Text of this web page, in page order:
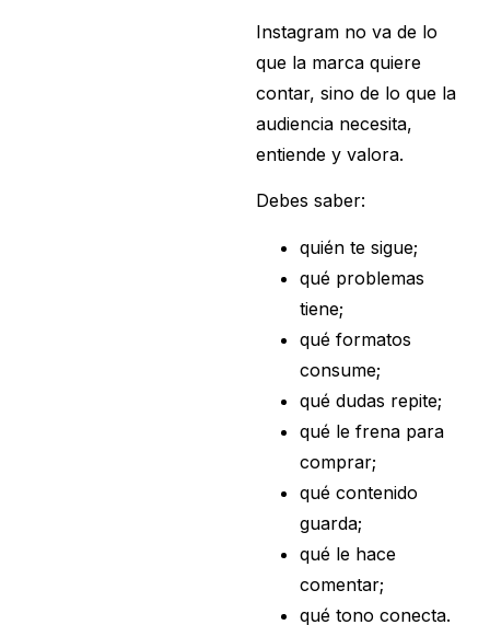
Instagram no va de lo
que la marca quiere
contar, sino de lo que la
audiencia necesita,
entiende y valora.
Debes saber:
quién te sigue;
qué problemas
tiene;
qué formatos
consume;
qué dudas repite;
qué le frena para
comprar;
qué contenido
guarda;
qué le hace
comentar;
qué tono conecta.